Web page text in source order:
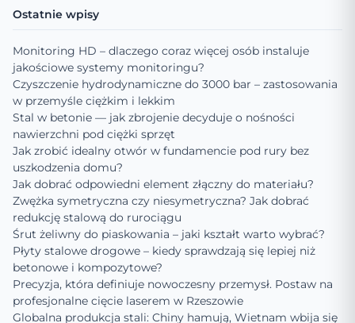
Ostatnie wpisy
Monitoring HD – dlaczego coraz więcej osób instaluje
jakościowe systemy monitoringu?
Czyszczenie hydrodynamiczne do 3000 bar – zastosowania
w przemyśle ciężkim i lekkim
Stal w betonie — jak zbrojenie decyduje o nośności
nawierzchni pod ciężki sprzęt
Jak zrobić idealny otwór w fundamencie pod rury bez
uszkodzenia domu?
Jak dobrać odpowiedni element złączny do materiału?
Zwężka symetryczna czy niesymetryczna? Jak dobrać
redukcję stalową do rurociągu
Śrut żeliwny do piaskowania – jaki kształt warto wybrać?
Płyty stalowe drogowe – kiedy sprawdzają się lepiej niż
betonowe i kompozytowe?
Precyzja, która definiuje nowoczesny przemysł. Postaw na
profesjonalne cięcie laserem w Rzeszowie
Globalna produkcja stali: Chiny hamują, Wietnam wbija się